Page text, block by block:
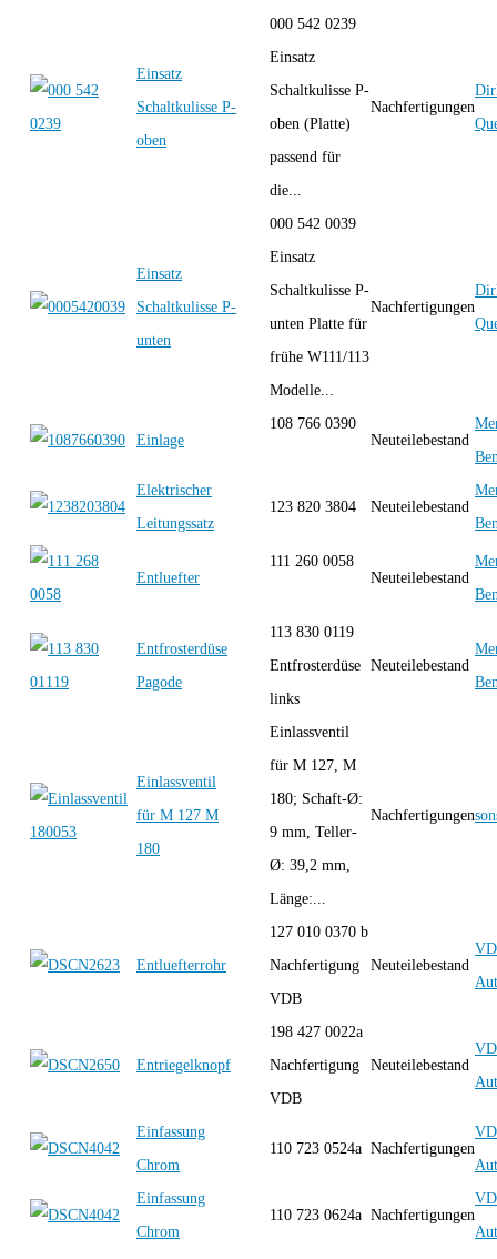
Einsatz
Schaltkulisse P-
oben
000 542 0239
Einsatz
Schaltkulisse P-
oben (Platte)
passend für
die...
Nachfertigungen
Einsatz
Schaltkulisse P-
unten
000 542 0039
Einsatz
Schaltkulisse P-
unten Platte für
frühe W111/113
Modelle...
Nachfertigungen
Einlage
108 766 0390
Neuteilebestand
Elektrischer
Leitungssatz
123 820 3804 Neuteilebestand
Entluefter
111 260 0058
Neuteilebestand
Entfrosterdüse
Pagode
113 830 0119
Entfrosterdüse
links
Neuteilebestand
Einlassventil
für M 127 M
180
Einlassventil
für M 127, M
180; Schaft-Ø:
9 mm, Teller-
Ø: 39,2 mm,
Länge:...
Nachfertigungen
Entluefterrohr
127 010 0370 b
Nachfertigung
VDB
Neuteilebestand
Entriegelknopf
198 427 0022a
Nachfertigung
VDB
Neuteilebestand
Einfassung
Chrom
110 723 0524a Nachfertigungen
Einfassung
Chrom
110 723 0624a Nachfertigungen